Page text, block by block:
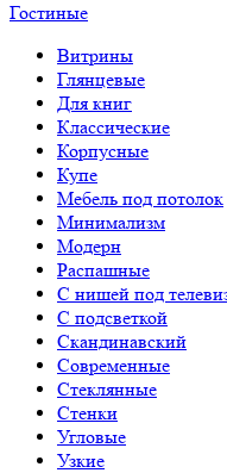
Гостиные
Витрины
Глянцевые
Для книг
Классические
Корпусные
Купе
Мебель под потолок
Минимализм
Модерн
Распашные
С нишей под
С подсветкой
Скандинавский
Современные
Стеклянные
Стенки
Угловые
Узкие